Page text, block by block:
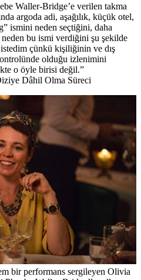
Waller-Bridge’e verilen takma
argoda adi, aşağılık, küçük otel,
ismini neden seçtiğini, daha
neden bu ismi verdiğini şu şekilde
çünkü kişiliğinin ve dış
olduğu izlenimini
o öyle birisi değil.”
Dâhil Olma Süreci
bir performans sergileyen Olivia